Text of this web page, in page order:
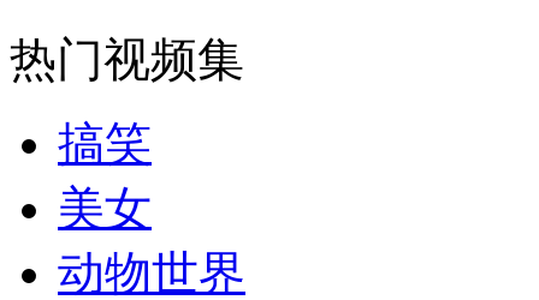
山西运城恶犬咬伤多人 警民合力深夜将其击毙
女孩北京地铁殴打老人 痛下狠手拳打脚踢
无痛分娩是否安全 医生回应
热门视频集
搞笑
美女
动物世界